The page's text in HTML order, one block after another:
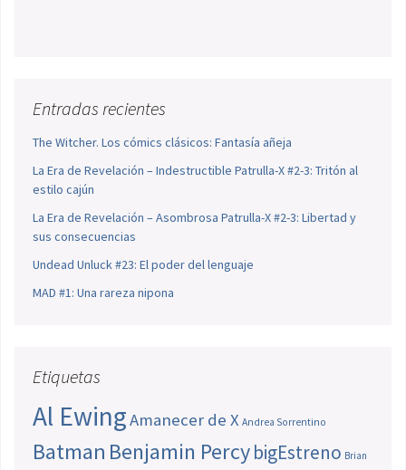
Entradas recientes
The Witcher. Los cómics clásicos: Fantasía añeja
La Era de Revelación – Indestructible Patrulla-X #2-3: Tritón al
estilo cajún
La Era de Revelación – Asombrosa Patrulla-X #2-3: Libertad y
sus consecuencias
Undead Unluck #23: El poder del lenguaje
MAD #1: Una rareza nipona
Etiquetas
Al EwingAmanecer de X Andrea Sorrentino
Batman Benjamin PercybigEstreno Brian